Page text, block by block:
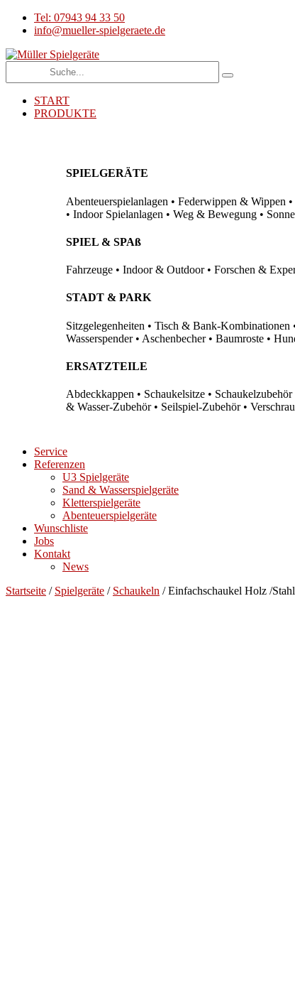
Tel: 07943 94 33 50
info@mueller-spielgeraete.de
START
PRODUKTE
SPIELGERÄTE
Abenteuerspielanlagen • Federwippen & Wippen
• Indoor Spielanlagen • Weg & Bewegung •
SPIEL & SPAß
Fahrzeuge • Indoor & Outdoor • Forschen &
STADT & PARK
Sitzgelegenheiten • Tisch & Bank-Kombinationen
Wasserspender • Aschenbecher • Baumroste •
ERSATZTEILE
Abdeckkappen • Schaukelsitze •
& Wasser-Zubehör • Seilspiel-Zubehör •
Service
Referenzen
U3 Spielgeräte
Sand & Wasserspielgeräte
Kletterspielgeräte
Abenteuerspielgeräte
Wunschliste
Jobs
Kontakt
News
Startseite / Spielgeräte / Schaukeln / Einfachschaukel Holz /Stahl